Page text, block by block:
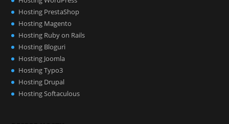
Hosting PrestaShop
Hosting Magento
Hosting Ruby on Rails
Hosting Bloguri
Hosting Joomla
Hosting Typo3
Hosting Drupal
Hosting Softaculous